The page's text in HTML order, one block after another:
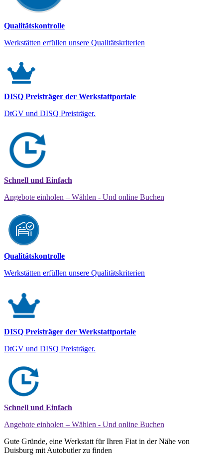
Qualitätskontrolle
Werkstätten erfüllen unsere Qualitätskriterien
DISQ Preisträger der Werkstattportale
DtGV und DISQ Preisträger.
Schnell und Einfach
Angebote einholen – Wählen - Und online Buchen
Qualitätskontrolle
Werkstätten erfüllen unsere Qualitätskriterien
DISQ Preisträger der Werkstattportale
DtGV und DISQ Preisträger.
Schnell und Einfach
Angebote einholen – Wählen - Und online Buchen
Gute Gründe, eine Werkstatt für Ihren Fiat in der Nähe von
Duisburg mit Autobutler zu finden